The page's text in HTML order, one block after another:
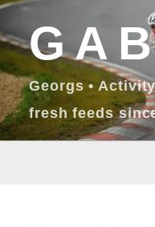
Zum
Inhalt
springen
Georgs •
fresh feeds